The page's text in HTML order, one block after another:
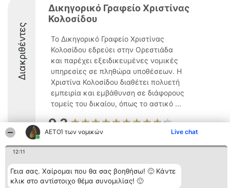
ΑΕΤΟΊ των νομικών Live chat
12:11
Γεια σας. Χαίρομαι που θα σας βοηθήσω! 🙂 Κάντε
κλικ στο αντίστοιχο θέμα συνομιλίας! 🙂
Διακριθέντες
Δικηγορικό Γραφείο Χριστίνας
Κολοσίδου
Το Δικηγορικό Γραφείο Χριστίνας
Κολοσίδου εδρεύει στην Ορεστιάδα
και παρέχει εξειδικευμένες νομικές
υπηρεσίες σε πληθώρα υποθέσεων. Η
Χριστίνα Κολοσίδου διαθέτει πολυετή
εμπειρία και εμβάθυνση σε διάφορους
τομείς του δικαίου, όπως το αστικό ...
9.3
κατάταξης
BEAUTIFUL COMPANY
Μονοπρόσωπη ΙΚΕ
Λίστα όλων
των
Επικοινωνία